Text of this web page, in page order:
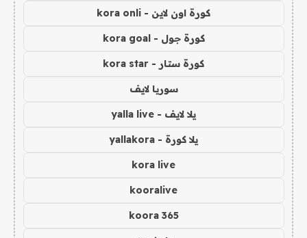
كورة اون لاين - kora onli
كورة جول - kora goal
كورة ستار - kora star
سوريا لايف
يلا لايف - yalla live
يلا كورة - yallakora
kora live
kooralive
koora 365